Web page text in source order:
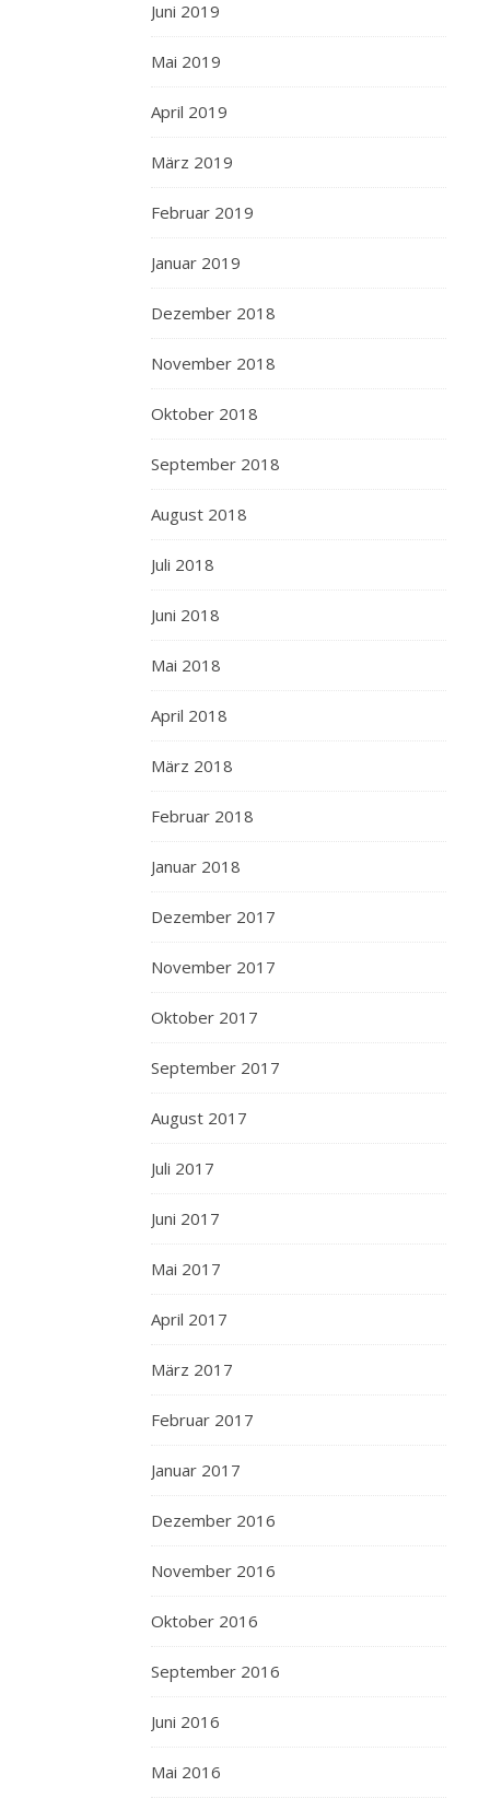
Juni 2019
Mai 2019
April 2019
März 2019
Februar 2019
Januar 2019
Dezember 2018
November 2018
Oktober 2018
September 2018
August 2018
Juli 2018
Juni 2018
Mai 2018
April 2018
März 2018
Februar 2018
Januar 2018
Dezember 2017
November 2017
Oktober 2017
September 2017
August 2017
Juli 2017
Juni 2017
Mai 2017
April 2017
März 2017
Februar 2017
Januar 2017
Dezember 2016
November 2016
Oktober 2016
September 2016
Juni 2016
Mai 2016